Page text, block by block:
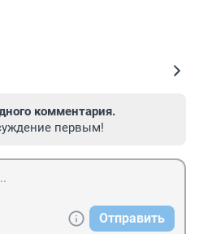
комментария.
первым!
Отправить